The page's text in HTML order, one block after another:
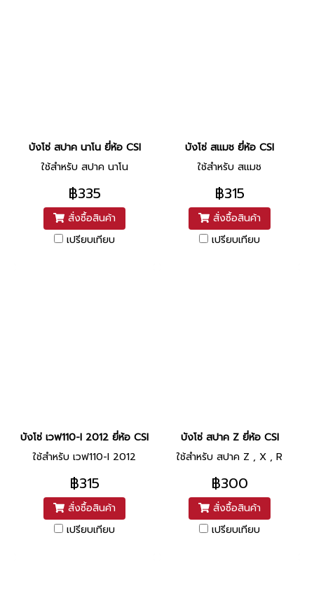
บังโซ่ สปาค นาโน ยี่ห้อ CSI
ใช้สำหรับ สปาค นาโน
฿335
สั่งซื้อสินค้า
เปรียบเทียบ
บังโซ่ สแมช ยี่ห้อ CSI
ใช้สำหรับ สแมช
฿315
สั่งซื้อสินค้า
เปรียบเทียบ
บังโซ่ เวฟ110-I 2012 ยี่ห้อ CSI
ใช้สำหรับ เวฟ110-I 2012
฿315
สั่งซื้อสินค้า
เปรียบเทียบ
บังโซ่ สปาค Z ยี่ห้อ CSI
ใช้สำหรับ สปาค Z , X , R
฿300
สั่งซื้อสินค้า
เปรียบเทียบ